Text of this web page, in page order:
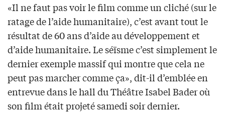
«Il ne faut pas voir le film comme un cliché (sur le
ratage de l’aide humanitaire), c’est avant tout le
résultat de 60 ans d’aide au développement et
d’aide humanitaire. Le séïsme c’est simplement le
dernier exemple massif qui montre que cela ne
peut pas marcher comme ça», dit-il d’emblée en
entrevue dans le hall du Théâtre Isabel Bader où
son film était projeté samedi soir dernier.